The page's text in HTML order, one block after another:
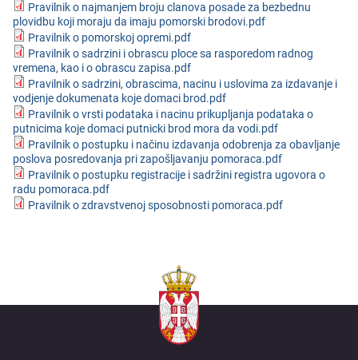
Pravilnik o najmanjem broju clanova posade za bezbednu
plovidbu koji moraju da imaju pomorski brodovi.pdf
Pravilnik o pomorskoj opremi.pdf
Pravilnik o sadrzini i obrascu ploce sa rasporedom radnog
vremena, kao i o obrascu zapisa.pdf
Pravilnik o sadrzini, obrascima, nacinu i uslovima za izdavanje i
vodjenje dokumenata koje domaci brod.pdf
Pravilnik o vrsti podataka i nacinu prikupljanja podataka o
putnicima koje domaci putnicki brod mora da vodi.pdf
Pravilnik o postupku i načinu izdavanja odobrenja za obavljanje
poslova posredovanja pri zapošljavanju pomoraca.pdf
Pravilnik o postupku registracije i sadržini registra ugovora o
radu pomoraca.pdf
Pravilnik o zdravstvenoj sposobnosti pomoraca.pdf